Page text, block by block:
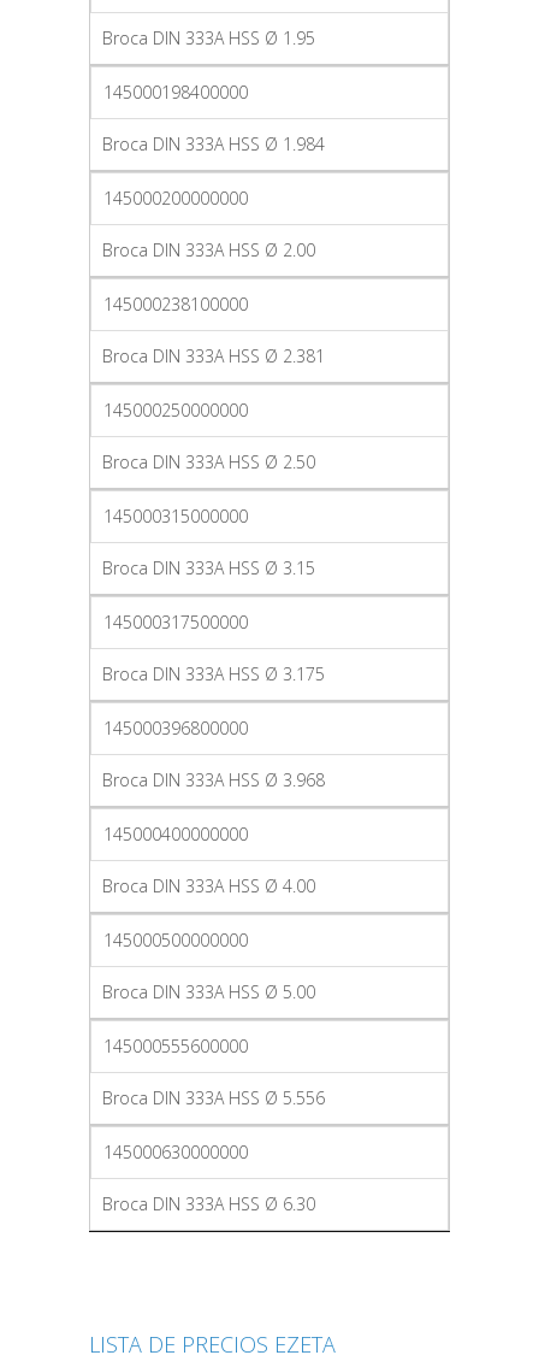
Broca DIN 333A HSS Ø 1.95
145000198400000
Broca DIN 333A HSS Ø 1.984
145000200000000
Broca DIN 333A HSS Ø 2.00
145000238100000
Broca DIN 333A HSS Ø 2.381
145000250000000
Broca DIN 333A HSS Ø 2.50
145000315000000
Broca DIN 333A HSS Ø 3.15
145000317500000
Broca DIN 333A HSS Ø 3.175
145000396800000
Broca DIN 333A HSS Ø 3.968
145000400000000
Broca DIN 333A HSS Ø 4.00
145000500000000
Broca DIN 333A HSS Ø 5.00
145000555600000
Broca DIN 333A HSS Ø 5.556
145000630000000
Broca DIN 333A HSS Ø 6.30
LISTA DE PRECIOS EZETA